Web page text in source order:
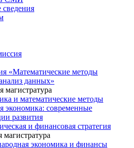
«Математические методы
данных»
магистратура
и математические методы
экономика: современные
развития
и финансовая стратегия
магистратура
экономика и финансы